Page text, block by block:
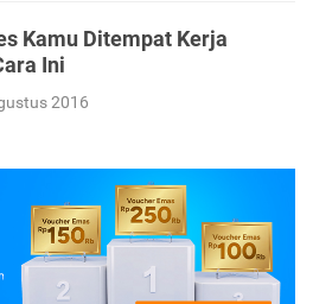
Kamu Ditempat Kerja
Ini
2016